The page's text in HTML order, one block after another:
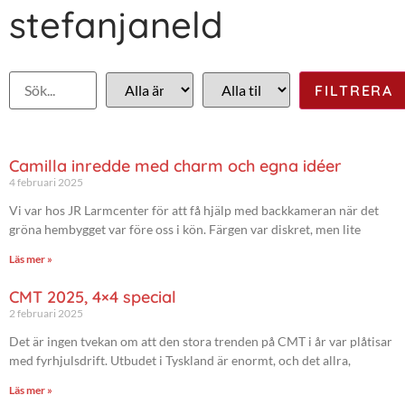
stefanjaneld
Camilla inredde med charm och egna idéer
4 februari 2025
Vi var hos JR Larmcenter för att få hjälp med backkameran när det
gröna hembygget var före oss i kön. Färgen var diskret, men lite
Läs mer »
CMT 2025, 4×4 special
2 februari 2025
Det är ingen tvekan om att den stora trenden på CMT i år var plåtisar
med fyrhjulsdrift. Utbudet i Tyskland är enormt, och det allra,
Läs mer »